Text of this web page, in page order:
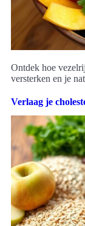
Ontdek hoe
versterken en je
Verlaag je